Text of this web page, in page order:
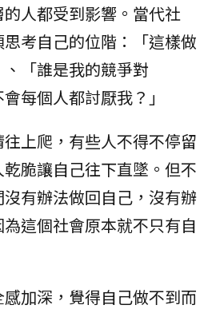
人都受到影響。當代社
考自己的位階：「這樣做
「誰是我的競爭對
每個人都討厭我？」
上爬，有些人不得不停留
脆讓自己往下直墜。但不
有辦法做回自己，沒有辦
這個社會原本就不只有自
加深，覺得自己做不到而